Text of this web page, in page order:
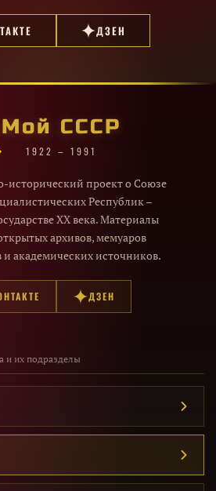
ДЗЕН
Мой СССР
1922 – 1991
проект о Союзе
Республик –
XX века. Материалы
архивов, мемуаров
академических источников.
ДЗЕН
и их подразделы